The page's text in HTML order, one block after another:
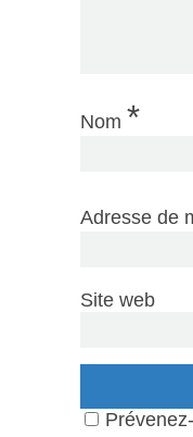
Nom *
Adresse de
Site web